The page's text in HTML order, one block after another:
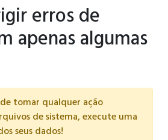
erros de
apenas algumas
tomar qualquer ação
de sistema, execute uma
seus dados!